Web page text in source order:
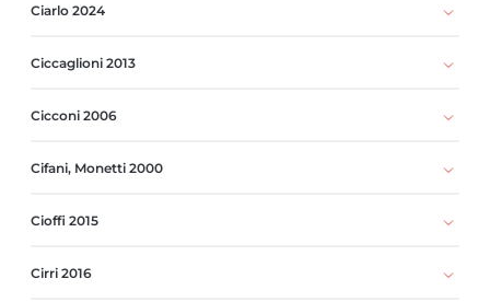
Ciarlo 2024
Ciccaglioni 2013
Cicconi 2006
Cifani, Monetti 2000
Cioffi 2015
Cirri 2016